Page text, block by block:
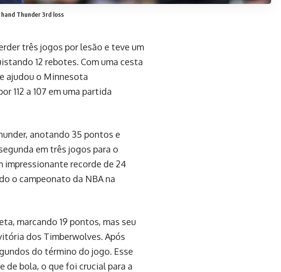
Thunder 3rd loss
três jogos por lesão e teve um
12 rebotes. Com uma cesta
ajudou o Minnesota
112 a 107 em uma partida
anotando 35 pontos e
em três jogos para o
impressionante recorde de 24
o campeonato da NBA na
marcando 19 pontos, mas seu
dos Timberwolves. Após
do término do jogo. Esse
de bola, o que foi crucial para a